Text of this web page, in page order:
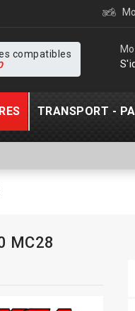
compatibles
TRANSPORT -
MC28